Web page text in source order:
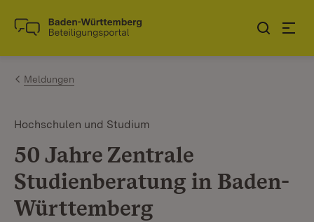
Zum Inhalt springen
Link zur Startseite
Meldungen
Hochschulen und Studium
50 Jahre Zentrale
Studienberatung in Baden-
Württemberg